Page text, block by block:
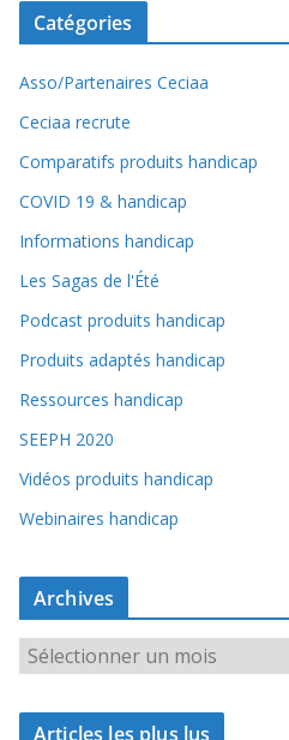
Catégories
Asso/Partenaires Ceciaa
Ceciaa recrute
Comparatifs produits handicap
COVID 19 & handicap
Informations handicap
Les Sagas de l'Été
Podcast produits handicap
Produits adaptés handicap
Ressources handicap
SEEPH 2020
Vidéos produits handicap
Webinaires handicap
Archives
r
c
Articles les plus lus